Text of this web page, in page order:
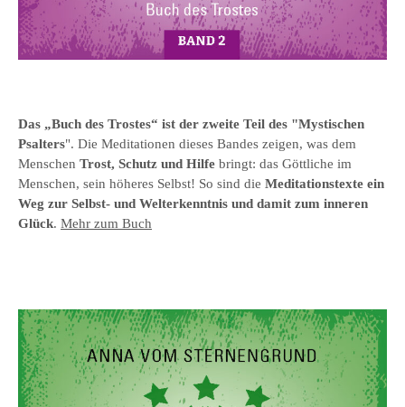
Das „Buch des Trostes“ ist der zweite Teil des "Mystischen
Psalters". Die Meditationen dieses Bandes zeigen, was dem
Menschen Trost, Schutz und Hilfe bringt: das Göttliche im
Menschen, sein höheres Selbst! So sind die Meditationstexte ein
Weg zur Selbst- und Welterkenntnis und damit zum inneren
Glück. Mehr zum Buch